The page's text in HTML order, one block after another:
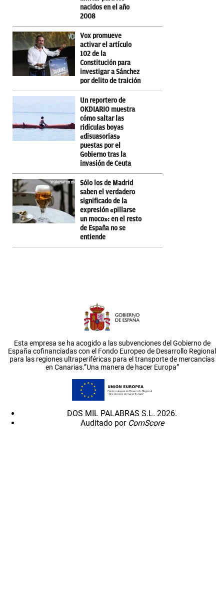
nacidos en el año
2008
Vox promueve
activar el artículo
102 de la
Constitución para
investigar a Sánchez
por delito de traición
Un reportero de
OKDIARIO muestra
cómo saltar las
ridículas boyas
«disuasorias»
puestas por el
Gobierno tras la
invasión de Ceuta
Sólo los de Madrid
saben el verdadero
significado de la
expresión «pillarse
un moco»: en el resto
de España no se
entiende
Esta empresa se ha acogido a las subvenciones del Gobierno de
España cofinanciadas con el Fondo Europeo de Desarrollo Regional
para las regiones ultraperiféricas para el transporte de mercancías
en Canarias.”Una manera de hacer Europa”
DOS MIL PALABRAS S.L. 2026.
Auditado por ComScore